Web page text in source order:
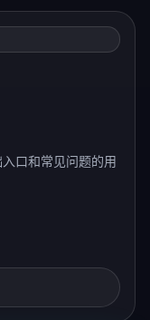
口和常见问题的用